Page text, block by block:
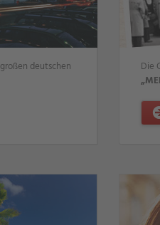
deutschen
Die